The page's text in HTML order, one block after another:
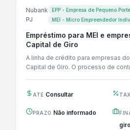
Nubank
PJ
EPP - Empresa de Pequeno Porte
MEI - Micro Empreendedor
Empréstimo para MEI e
Capital de Giro
A linha de crédito para empresas
Capital de Giro. O processo de
ATÉ Consultar
PRAZO Não informado
giro